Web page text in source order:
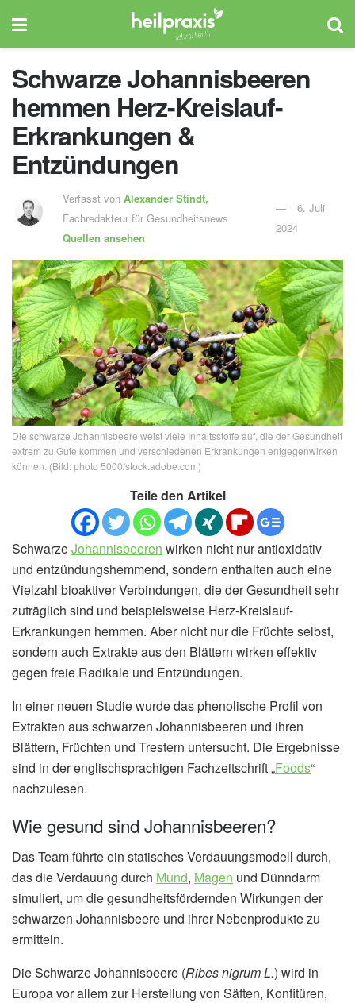
Schwarze Johannisbeeren
hemmen Herz-Kreislauf-
Erkrankungen &
Entzündungen
Verfasst von Alexander Stindt,
Fachredakteur für Gesundheitsnews
Quellen ansehen
6. Juli
2024
Die schwarze Johannisbeere weist viele Inhaltsstoffe auf, die der Gesundheit
extrem zu Gute kommen und verschiedenen Erkrankungen entgegenwirken
können. (Bild: photo 5000/stock.adobe.com)
Teile den Artikel
SchwarzeJohannisbeeren wirken nicht nur antioxidativ
und entzündungshemmend, sondern enthalten auch eine
Vielzahl bioaktiver Verbindungen, die der Gesundheit sehr
zuträglich sind und beispielsweise Herz-Kreislauf-
Erkrankungen hemmen. Aber nicht nur die Früchte selbst,
sondern auch Extrakte aus den Blättern wirken effektiv
gegen freie Radikale und Entzündungen.
In einer neuen Studie wurde das phenolische Profil von
Extrakten aus schwarzen Johannisbeeren und ihren
Blättern, Früchten und Trestern untersucht. Die Ergebnisse
sind in der englischsprachigen Fachzeitschrift „Foods“
nachzulesen.
Wie gesund sind Johannisbeeren?
Das Team führte ein statisches Verdauungsmodell durch,
das die Verdauung durch Mund, Magen und Dünndarm
simuliert, um die gesundheitsfördernden Wirkungen der
schwarzen Johannisbeere und ihrer Nebenprodukte zu
ermitteln.
Die Schwarze Johannisbeere (Ribes nigrum L.) wird in
Europa vor allem zur Herstellung von Säften, Konfitüren,